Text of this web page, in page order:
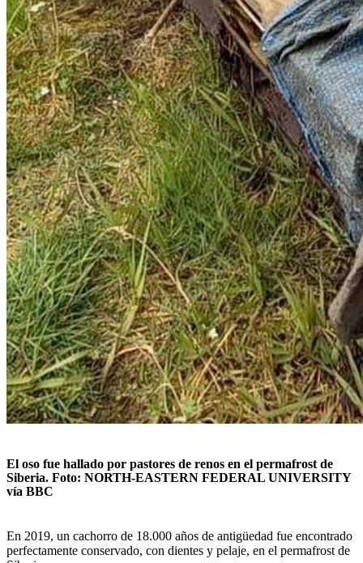
El oso fue hallado por pastores de renos en el permafrost de
Siberia. Foto: NORTH-EASTERN FEDERAL UNIVERSITY
vía BBC
En 2019, un cachorro de 18.000 años de antigüedad fue encontrado
perfectamente conservado, con dientes y pelaje, en el permafrost de